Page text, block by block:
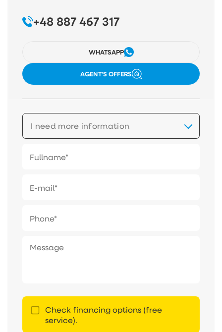
+48 887 467 317
WHATSAPP
AGENT'S OFFERS
I need more information
Check financing options (free
service).